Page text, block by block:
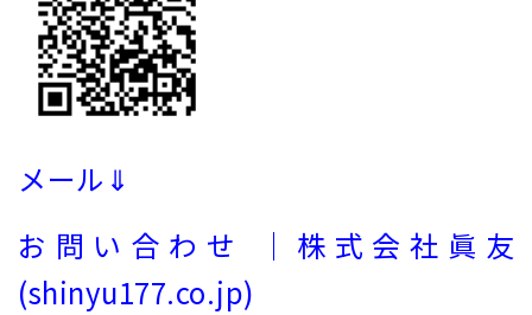
メール⇓
お問い合わせ ｜株式会社眞友
(shinyu177.co.jp)